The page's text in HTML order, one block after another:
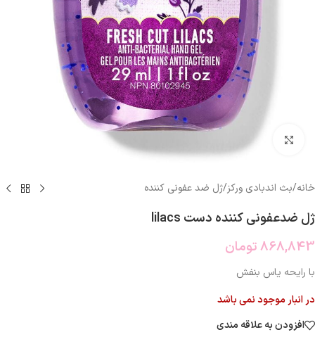
بزرگنمایی تصویر
خانه/بث اندبادی ورکز/ژل ضد عفونی کننده
ژل ضدعفونی کننده دست lilacs
868,843تومان
با رایحه یاس بنفش
در انبار موجود نمی باشد
افزودن به علاقه مندی